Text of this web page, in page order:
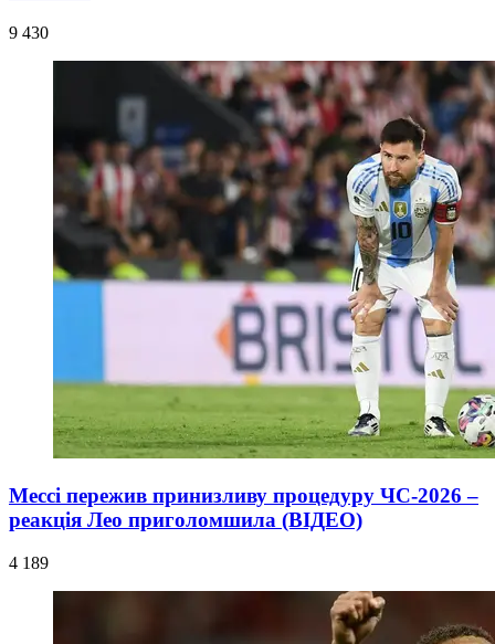
9 430
Мессі пережив принизливу процедуру ЧС-2026 –
реакція Лео приголомшила (ВІДЕО)
4 189